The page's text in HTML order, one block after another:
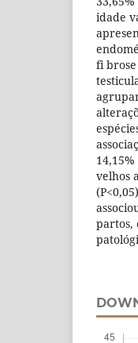
idade
fi
velhos
partos,